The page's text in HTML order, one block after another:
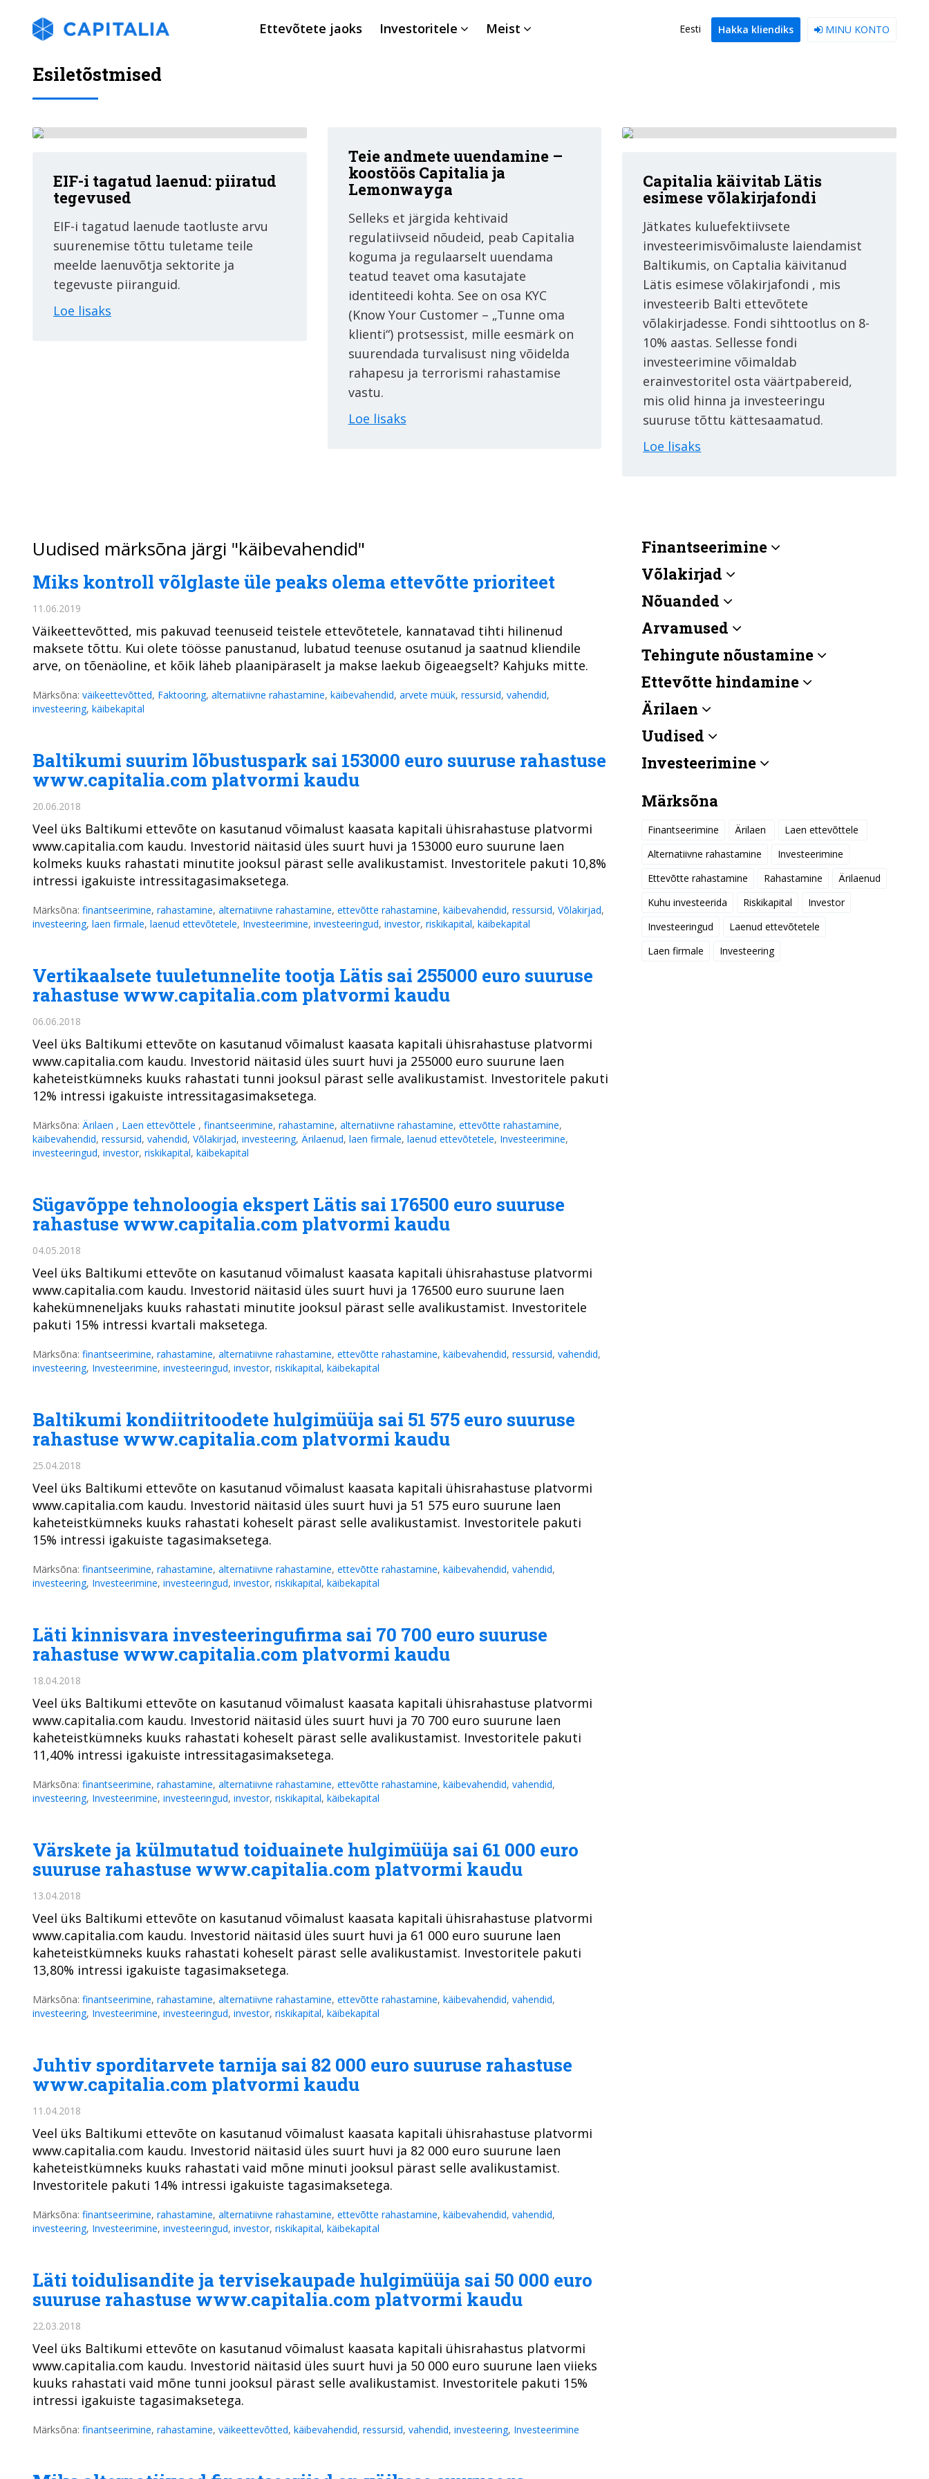
Ettevõtete jaoks Investoritele Meist MINU KONTO
Hakka kliendiks
Eesti
Esiletõstmised
EIF-i tagatud laenud: piiratud
tegevused
EIF-i tagatud laenude taotluste arvu
suurenemise tõttu tuletame teile
meelde laenuvõtja sektorite ja
tegevuste piiranguid.
Loe lisaks
Teie andmete uuendamine –
koostöös Capitalia ja
Lemonwayga
Selleks et järgida kehtivaid
regulatiivseid nõudeid, peab Capitalia
koguma ja regulaarselt uuendama
teatud teavet oma kasutajate
identiteedi kohta. See on osa KYC
(Know Your Customer – „Tunne oma
klienti“) protsessist, mille eesmärk on
suurendada turvalisust ning võidelda
rahapesu ja terrorismi rahastamise
vastu.
Loe lisaks
Capitalia käivitab Lätis
esimese võlakirjafondi
Jätkates kuluefektiivsete
investeerimisvõimaluste laiendamist
Baltikumis, on Captalia käivitanud
Lätis esimese võlakirjafondi , mis
investeerib Balti ettevõtete
võlakirjadesse. Fondi sihttootlus on 8-
10% aastas. Sellesse fondi
investeerimine võimaldab
erainvestoritel osta väärtpabereid,
mis olid hinna ja investeeringu
suuruse tõttu kättesaamatud.
Loe lisaks
Uudised märksõna järgi "käibevahendid"
Miks kontroll võlglaste üle peaks olema ettevõtte prioriteet
11.06.2019
Väikeettevõtted, mis pakuvad teenuseid teistele ettevõtetele, kannatavad tihti hilinenud
maksete tõttu. Kui olete töösse panustanud, lubatud teenuse osutanud ja saatnud kliendile
arve, on tõenäoline, et kõik läheb plaanipäraselt ja makse laekub õigeaegselt? Kahjuks mitte.
Märksõna: väikeettevõtted, Faktooring, alternatiivne rahastamine, käibevahendid, arvete müük, ressursid, vahendid,
investeering, käibekapital
Baltikumi suurim lõbustuspark sai 153000 euro suuruse rahastuse
www.capitalia.com platvormi kaudu
20.06.2018
Veel üks Baltikumi ettevõte on kasutanud võimalust kaasata kapitali ühisrahastuse platvormi
www.capitalia.com kaudu. Investorid näitasid üles suurt huvi ja 153000 euro suurune laen
kolmeks kuuks rahastati minutite jooksul pärast selle avalikustamist. Investoritele pakuti 10,8%
intressi igakuiste intressitagasimaksetega.
Märksõna: finantseerimine, rahastamine, alternatiivne rahastamine, ettevõtte rahastamine, käibevahendid, ressursid, Võlakirjad,
investeering, laen firmale, laenud ettevõtetele, Investeerimine, investeeringud, investor, riskikapital, käibekapital
Vertikaalsete tuuletunnelite tootja Lätis sai 255000 euro suuruse
rahastuse www.capitalia.com platvormi kaudu
06.06.2018
Veel üks Baltikumi ettevõte on kasutanud võimalust kaasata kapitali ühisrahastuse platvormi
www.capitalia.com kaudu. Investorid näitasid üles suurt huvi ja 255000 euro suurune laen
kaheteistkümneks kuuks rahastati tunni jooksul pärast selle avalikustamist. Investoritele pakuti
12% intressi igakuiste intressitagasimaksetega.
Märksõna: Ärilaen , Laen ettevõttele , finantseerimine, rahastamine, alternatiivne rahastamine, ettevõtte rahastamine,
käibevahendid, ressursid, vahendid, Võlakirjad, investeering, Ärilaenud, laen firmale, laenud ettevõtetele, Investeerimine,
investeeringud, investor, riskikapital, käibekapital
Sügavõppe tehnoloogia ekspert Lätis sai 176500 euro suuruse
rahastuse www.capitalia.com platvormi kaudu
04.05.2018
Veel üks Baltikumi ettevõte on kasutanud võimalust kaasata kapitali ühisrahastuse platvormi
www.capitalia.com kaudu. Investorid näitasid üles suurt huvi ja 176500 euro suurune laen
kahekümneneljaks kuuks rahastati minutite jooksul pärast selle avalikustamist. Investoritele
pakuti 15% intressi kvartali maksetega.
Märksõna: finantseerimine, rahastamine, alternatiivne rahastamine, ettevõtte rahastamine, käibevahendid, ressursid, vahendid,
investeering, Investeerimine, investeeringud, investor, riskikapital, käibekapital
Baltikumi kondiitritoodete hulgimüüja sai 51 575 euro suuruse
rahastuse www.capitalia.com platvormi kaudu
25.04.2018
Veel üks Baltikumi ettevõte on kasutanud võimalust kaasata kapitali ühisrahastuse platvormi
www.capitalia.com kaudu. Investorid näitasid üles suurt huvi ja 51 575 euro suurune laen
kaheteistkümneks kuuks rahastati koheselt pärast selle avalikustamist. Investoritele pakuti
15% intressi igakuiste tagasimaksetega.
Märksõna: finantseerimine, rahastamine, alternatiivne rahastamine, ettevõtte rahastamine, käibevahendid, vahendid,
investeering, Investeerimine, investeeringud, investor, riskikapital, käibekapital
Läti kinnisvara investeeringufirma sai 70 700 euro suuruse
rahastuse www.capitalia.com platvormi kaudu
18.04.2018
Veel üks Baltikumi ettevõte on kasutanud võimalust kaasata kapitali ühisrahastuse platvormi
www.capitalia.com kaudu. Investorid näitasid üles suurt huvi ja 70 700 euro suurune laen
kaheteistkümneks kuuks rahastati koheselt pärast selle avalikustamist. Investoritele pakuti
11,40% intressi igakuiste intressitagasimaksetega.
Märksõna: finantseerimine, rahastamine, alternatiivne rahastamine, ettevõtte rahastamine, käibevahendid, vahendid,
investeering, Investeerimine, investeeringud, investor, riskikapital, käibekapital
Värskete ja külmutatud toiduainete hulgimüüja sai 61 000 euro
suuruse rahastuse www.capitalia.com platvormi kaudu
13.04.2018
Veel üks Baltikumi ettevõte on kasutanud võimalust kaasata kapitali ühisrahastuse platvormi
www.capitalia.com kaudu. Investorid näitasid üles suurt huvi ja 61 000 euro suurune laen
kaheteistkümneks kuuks rahastati koheselt pärast selle avalikustamist. Investoritele pakuti
13,80% intressi igakuiste tagasimaksetega.
Märksõna: finantseerimine, rahastamine, alternatiivne rahastamine, ettevõtte rahastamine, käibevahendid, vahendid,
investeering, Investeerimine, investeeringud, investor, riskikapital, käibekapital
Juhtiv sporditarvete tarnija sai 82 000 euro suuruse rahastuse
www.capitalia.com platvormi kaudu
11.04.2018
Veel üks Baltikumi ettevõte on kasutanud võimalust kaasata kapitali ühisrahastuse platvormi
www.capitalia.com kaudu. Investorid näitasid üles suurt huvi ja 82 000 euro suurune laen
kaheteistkümneks kuuks rahastati vaid mõne minuti jooksul pärast selle avalikustamist.
Investoritele pakuti 14% intressi igakuiste tagasimaksetega.
Märksõna: finantseerimine, rahastamine, alternatiivne rahastamine, ettevõtte rahastamine, käibevahendid, vahendid,
investeering, Investeerimine, investeeringud, investor, riskikapital, käibekapital
Läti toidulisandite ja tervisekaupade hulgimüüja sai 50 000 euro
suuruse rahastuse www.capitalia.com platvormi kaudu
22.03.2018
Veel üks Baltikumi ettevõte on kasutanud võimalust kaasata kapitali ühisrahastus platvormi
www.capitalia.com kaudu. Investorid näitasid üles suurt huvi ja 50 000 euro suurune laen viieks
kuuks rahastati vaid mõne tunni jooksul pärast selle avalikustamist. Investoritele pakuti 15%
intressi igakuiste tagasimaksetega.
Märksõna: finantseerimine, rahastamine, väikeettevõtted, käibevahendid, ressursid, vahendid, investeering, Investeerimine
Finantseerimine
Võlakirjad
Nõuanded
Arvamused
Tehingute nõustamine
Ettevõtte hindamine
Ärilaen
Uudised
Investeerimine
Märksõna
Finantseerimine Ärilaen
Laen ettevõttele
Alternatiivne rahastamine
Investeerimine
Ettevõtte rahastamine
Rahastamine
Ärilaenud
Kuhu investeerida
Riskikapital
Investor
Investeeringud
Laenud ettevõtetele
Laen firmale
Investeering